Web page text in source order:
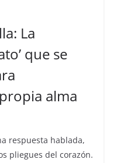
La
que se
alma
respuesta hablada,
pliegues del corazón.